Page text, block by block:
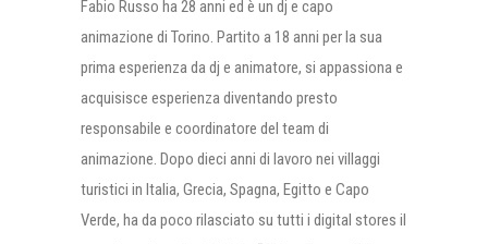
Fabio Russo ha 28 anni ed è un dj e capo
animazione di Torino. Partito a 18 anni per la sua
prima esperienza da dj e animatore, si appassiona e
acquisisce esperienza diventando presto
responsabile e coordinatore del team di
animazione. Dopo dieci anni di lavoro nei villaggi
turistici in Italia, Grecia, Spagna, Egitto e Capo
Verde, ha da poco rilasciato su tutti i digital stores il